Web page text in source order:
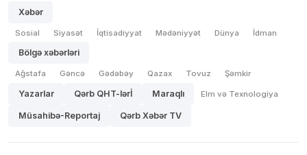
Xəbər
Sosial Siyasət İqtisadiyyat Mədəniyyət Dünya İdman
Bölgə xəbərləri
Ağstafa Gəncə Gədəbəy Qazax Tovuz Şəmkir
Yazarlar Qərb QHT-lərİ Maraqlı Elm və Texnologiya
Müsahibə-Reportaj Qərb Xəbər TV